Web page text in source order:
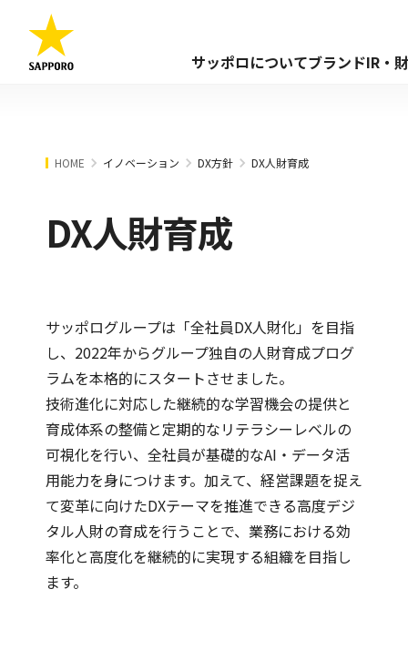
サッポロについてブランドIR・
HOME イノベーション DX方針 DX人財育成
DX人財育成
サッポログループは「全社員DX人財化」を目指
し、2022年からグループ独自の人財育成プログ
ラムを本格的にスタートさせました。
技術進化に対応した継続的な学習機会の提供と
育成体系の整備と定期的なリテラシーレベルの
可視化を行い、全社員が基礎的なAI・データ活
用能力を身につけます。加えて、経営課題を捉え
て変革に向けたDXテーマを推進できる高度デジ
タル人財の育成を行うことで、業務における効
率化と高度化を継続的に実現する組織を目指し
ます。